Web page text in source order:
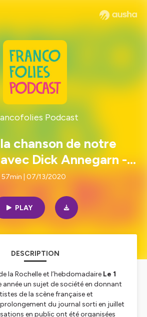
Podcast
chanson de notre
Dick Annegarn -
du 1
57min | 07/13/2020
PLAY
DESCRIPTION
la Rochelleet l’hebdomadaire Le 1
un sujet de société en donnant
de la scène française et
du journal sorti en juillet
en public ont été organisées